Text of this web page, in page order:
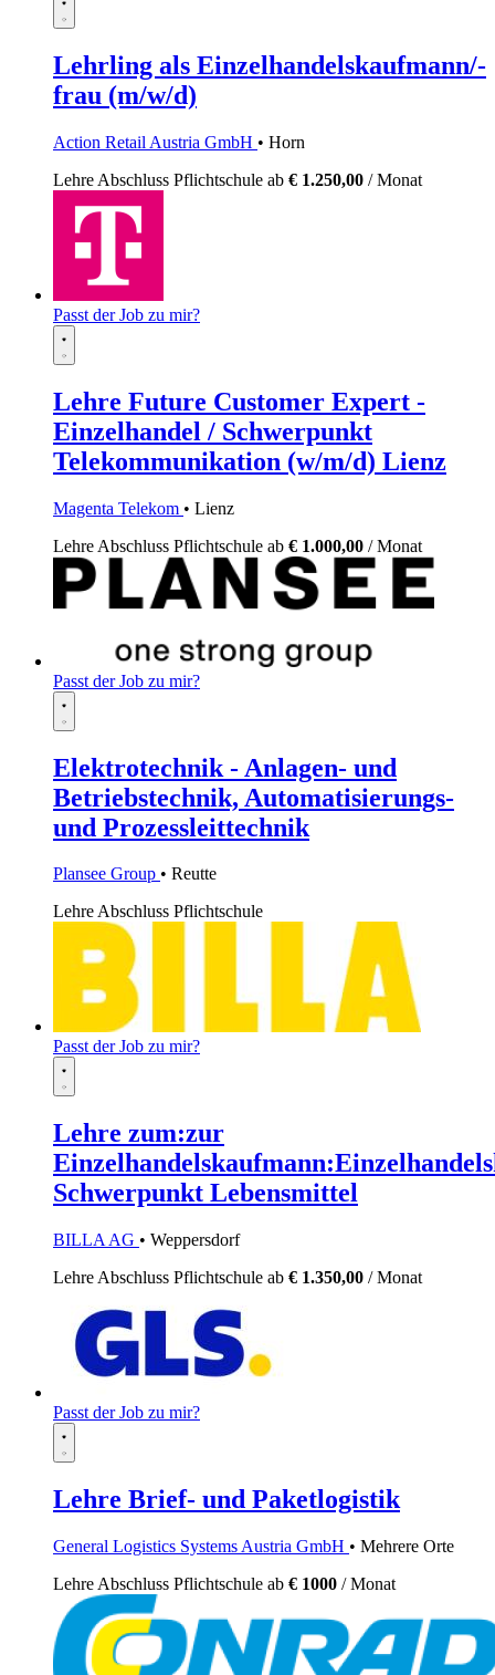
Lehrling als Einzelhandelskaufmann/-
frau (m/w/d)
Action Retail Austria GmbH • Horn
Lehre Abschluss Pflichtschule ab € 1.250,00 / Monat
Passt der Job zu mir?
Lehre Future Customer Expert -
Einzelhandel / Schwerpunkt
Telekommunikation (w/m/d) Lienz
Magenta Telekom • Lienz
Lehre Abschluss Pflichtschule ab € 1.000,00 / Monat
Passt der Job zu mir?
Elektrotechnik - Anlagen- und
Betriebstechnik, Automatisierungs-
und Prozessleittechnik
Plansee Group • Reutte
LehreAbschluss Pflichtschule
Passt der Job zu mir?
Lehre zum:zur
Schwerpunkt Lebensmittel
BILLA AG • Weppersdorf
Lehre Abschluss Pflichtschule ab € 1.350,00 / Monat
Passt der Job zu mir?
Lehre Brief- und Paketlogistik
General Logistics Systems Austria GmbH • Mehrere Orte
Lehre Abschluss Pflichtschule ab € 1000 / Monat